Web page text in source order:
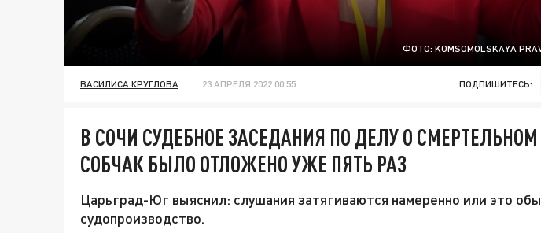
ФОТО: KOMSOMOLSKAYA
ВАСИЛИСА КРУГЛОВА 23 АПРЕЛЯ 2022 00:55 ПОДПИШИТЕСЬ:
В СОЧИ СУДЕБНОЕ ЗАСЕДАНИЯ ПО ДЕЛУ О
СОБЧАК БЫЛО ОТЛОЖЕНО УЖЕ ПЯТЬ РАЗ
Царьград-Юг выяснил: слушания затягиваются намеренно или это
судопроизводство.